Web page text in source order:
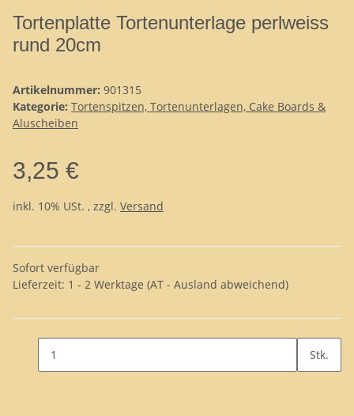
Tortenplatte Tortenunterlage perlweiss
rund 20cm
Artikelnummer: 901315
Kategorie: Tortenspitzen, Tortenunterlagen, Cake Boards &
Aluscheiben
3,25 €
inkl. 10% USt. , zzgl. Versand
Sofort verfügbar
Lieferzeit: 1 - 2 Werktage (AT - Ausland abweichend)
Stk.